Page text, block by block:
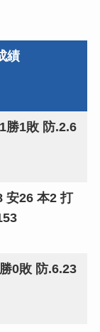
績
勝1敗 防.2.6
安26 本2 打
0敗 防.6.23